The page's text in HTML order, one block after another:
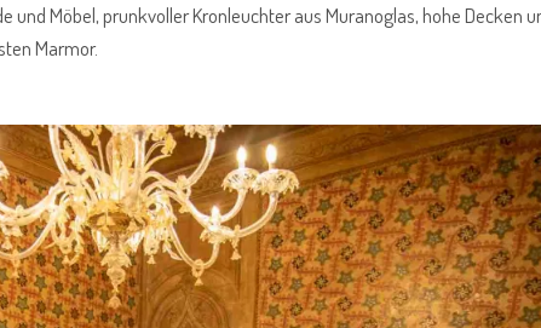
und Möbel, prunkvoller Kronleuchter aus Muranoglas, hohe Decken
Marmor.